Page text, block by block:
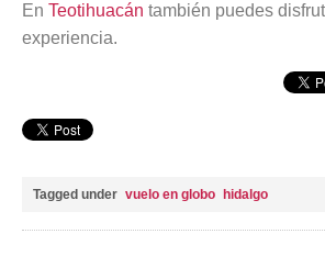
En Teotihuacán también puedes
experiencia.
Tagged under vuelo en globo hidalgo